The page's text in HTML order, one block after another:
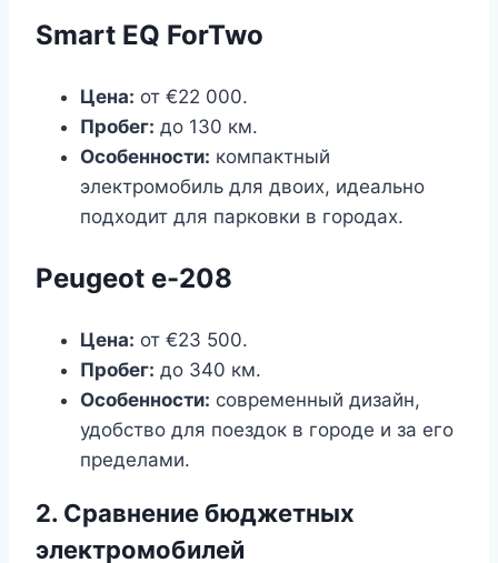
Smart EQ ForTwo
Цена: от €22 000.
Пробег: до 130 км.
Особенности: компактный
электромобиль для двоих, идеально
подходит для парковки в городах.
Peugeot e-208
Цена: от €23 500.
Пробег: до 340 км.
Особенности: современный дизайн,
удобство для поездок в городе и за его
пределами.
2. Сравнение бюджетных
электромобилей